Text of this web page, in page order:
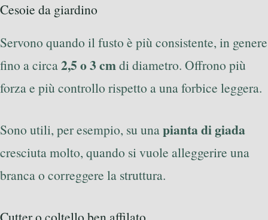
Cesoie da giardino
Servono quando il fusto è più consistente, in genere
fino a circa2,5 o 3 cmdi diametro. Offrono più
forza e più controllo rispetto a una forbice leggera.
Sono utili, per esempio, su unapianta di giada
cresciuta molto, quando si vuole alleggerire una
branca o correggere la struttura.